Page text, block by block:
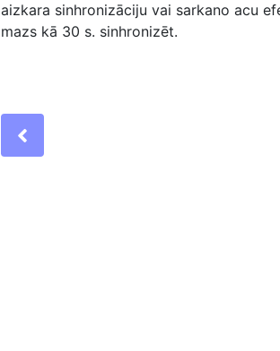
aizkara sinhronizāciju vai sarkano acu
mazs kā 30 s. sinhronizēt.